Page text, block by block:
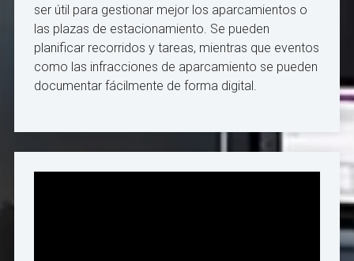
ser útil para gestionar mejor los aparcamientos o
las plazas de estacionamiento. Se pueden
planificar recorridos y tareas, mientras que eventos
como las infracciones de aparcamiento se pueden
documentar fácilmente de forma digital.